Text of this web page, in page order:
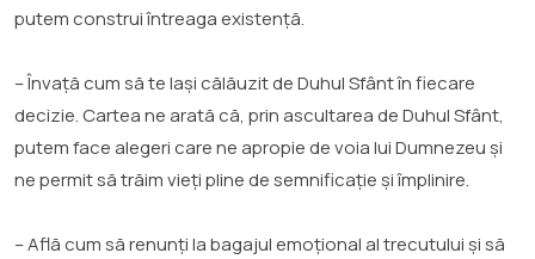
putem construi întreaga existență.
– Învață cum să te lași călăuzit de Duhul Sfânt în fiecare
decizie. Cartea ne arată că, prin ascultarea de Duhul Sfânt,
putem face alegeri care ne apropie de voia lui Dumnezeu și
ne permit să trăim vieți pline de semnificație și împlinire.
– Află cum să renunți la bagajul emoțional al trecutului și să